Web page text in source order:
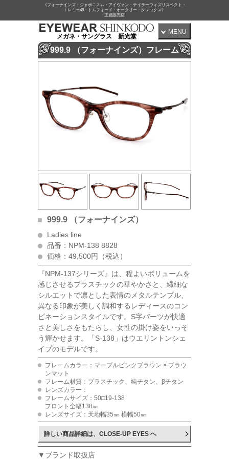
《フォーナインズ・ジャポニスム・アイヴァン・テイラーウィズリスペクト・
トレミー48・トムフォード・オークリー・タレックス》
正規販売店
メガネ・サングラス 新光堂
MENU
999.9 （フォーナインズ）フレーム
999.9 （フォーナインズ）
Ladies line
品番：NPM-138 8828
価格：49,500円（税込）
『NPM-137シリーズ』は、程よいボリュームを
感じさせるプラスチックの華やかさと、繊細な
シルエットで凛とした表情のメタルテンプル、
異なる印象が美しく調和するレディースのコン
ビネーションスタイルです。S字パーツが快適
さと美しさをもたらし、女性の掛け姿をいっそ
う輝かせます。「S-138」はウエリントンシェ
イプのモデルです。
フレームカラー：マーブルピンクブラウン × ブラウ
ンマット
フレーム材質：プラスチック、純チタン、βチタン
レンズカラー：
フレームサイズ：50□19-138
フロント全幅138㎜
レンズサイズ：天地幅35㎜ 横幅50㎜
詳しい商品詳細は、CLOSE-UP EYES へ
▼ブランド取扱店